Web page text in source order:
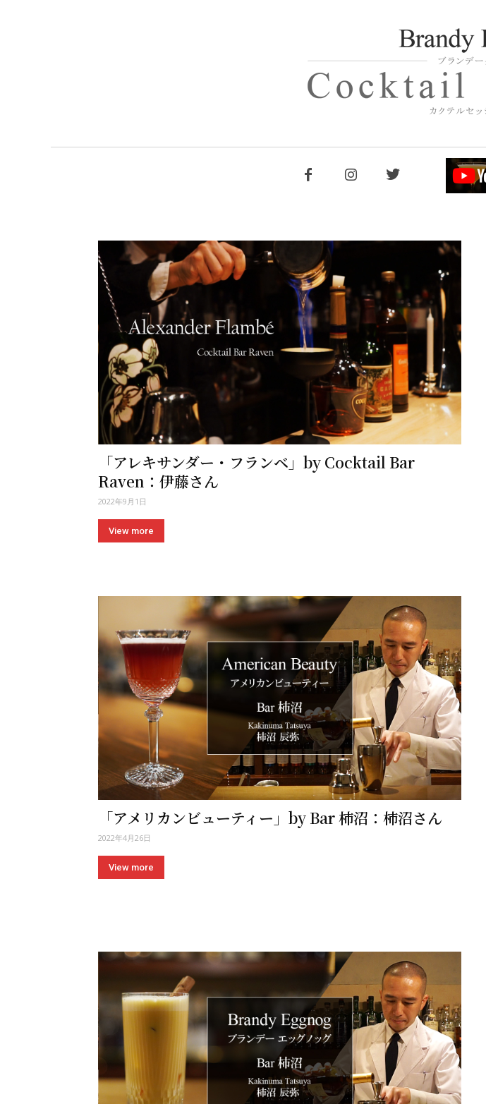
「アレキサンダー・フランベ」by Cocktail Bar
Raven：伊藤さん
2022年9月1日
View more
「アメリカンビューティー」by Bar 柿沼：柿沼さん
2022年4月26日
View more